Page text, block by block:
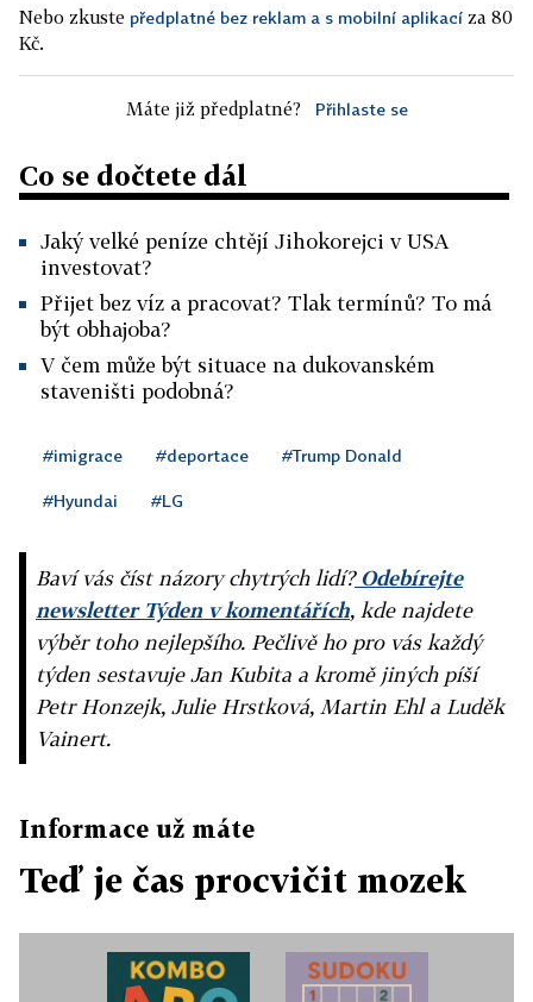
Nebo zkuste předplatné bez reklam a s mobilní aplikací za 80
Kč.
Máte již předplatné? Přihlaste se
Co se dočtete dál
Jaký velké peníze chtějí Jihokorejci v USA
investovat?
Přijet bez víz a pracovat? Tlak termínů? To má
být obhajoba?
V čem může být situace na dukovanském
staveništi podobná?
#imigrace #deportace #Trump Donald
#Hyundai #LG
Baví vás číst názory chytrých lidí?Odebírejte
newsletter Týden v komentářích, kde najdete
výběr toho nejlepšího. Pečlivě ho pro vás každý
týden sestavuje Jan Kubita a kromě jiných píší
Petr Honzejk, Julie Hrstková, Martin Ehl a Luděk
Vainert.
Informace už máte
Teď je čas procvičit mozek